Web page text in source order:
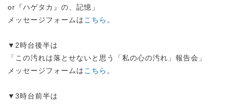
or『ハゲタカ』の、記憶」
メッセージフォームはこちら 。
▼2時台後半は
「この汚れは落とせないと思う「私の心の汚れ」報告会」
メッセージフォームはこちら 。
▼3時台前半は